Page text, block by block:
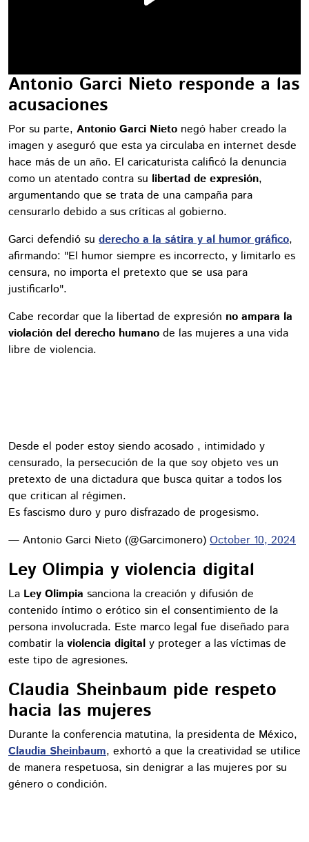
Antonio Garci Nieto responde a las
acusaciones
Por su parte, Antonio Garci Nieto negó haber creado la
imagen y aseguró que esta ya circulaba en internet desde
hace más de un año. El caricaturista calificó la denuncia
como un atentado contra su libertad de expresión,
argumentando que se trata de una campaña para
censurarlo debido a sus críticas al gobierno.
Garci defendió su derecho a la sátira y al humor gráfico,
afirmando: "El humor siempre es incorrecto, y limitarlo es
censura, no importa el pretexto que se usa para
justificarlo".
Cabe recordar que la libertad de expresión no ampara la
violación del derecho humano de las mujeres a una vida
libre de violencia.
Desde el poder estoy siendo acosado , intimidado y
censurado, la persecución de la que soy objeto ves un
pretexto de una dictadura que busca quitar a todos los
que critican al régimen.
Es fascismo duro y puro disfrazado de progesismo.
— Antonio Garci Nieto (@Garcimonero) October 10, 2024
Ley Olimpia y violencia digital
La Ley Olimpia sanciona la creación y difusión de
contenido íntimo o erótico sin el consentimiento de la
persona involucrada. Este marco legal fue diseñado para
combatir la violencia digital y proteger a las víctimas de
este tipo de agresiones.
Claudia Sheinbaum pide respeto
hacia las mujeres
Durante la conferencia matutina, la presidenta de México,
Claudia Sheinbaum, exhortó a que la creatividad se utilice
de manera respetuosa, sin denigrar a las mujeres por su
género o condición.